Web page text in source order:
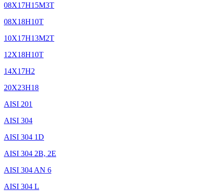
08Х17Н15М3Т
08Х18Н10Т
10Х17Н13М2Т
12Х18Н10Т
14Х17Н2
20Х23Н18
AISI 201
AISI 304
AISI 304 1D
AISI 304 2B, 2E
AISI 304 AN 6
AISI 304 L